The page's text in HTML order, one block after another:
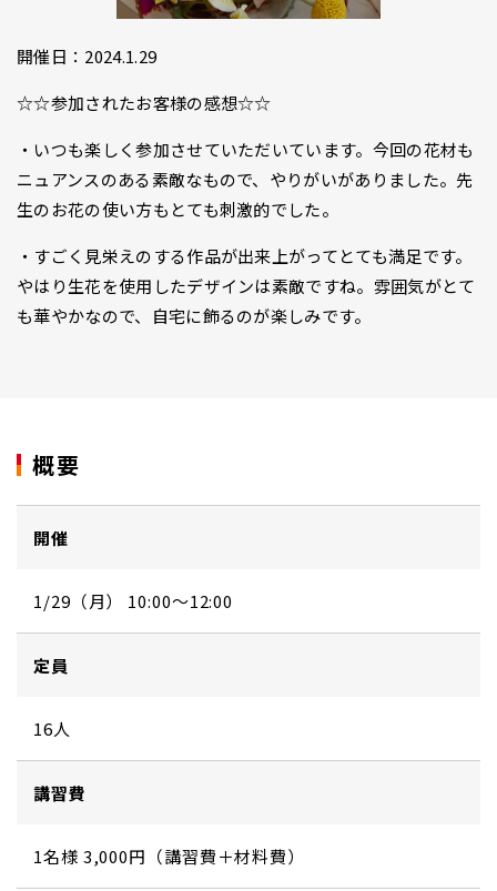
開催日：2024.1.29
☆☆参加されたお客様の感想☆☆
・いつも楽しく参加させていただいています。今回の花材も
ニュアンスのある素敵なもので、やりがいがありました。先
生のお花の使い方もとても刺激的でした。
・すごく見栄えのする作品が出来上がってとても満足です。
やはり生花を使用したデザインは素敵ですね。雰囲気がとて
も華やかなので、自宅に飾るのが楽しみです。
概要
開催
1/29（月） 10:00～12:00
定員
16人
講習費
1名様 3,000円（講習費＋材料費）